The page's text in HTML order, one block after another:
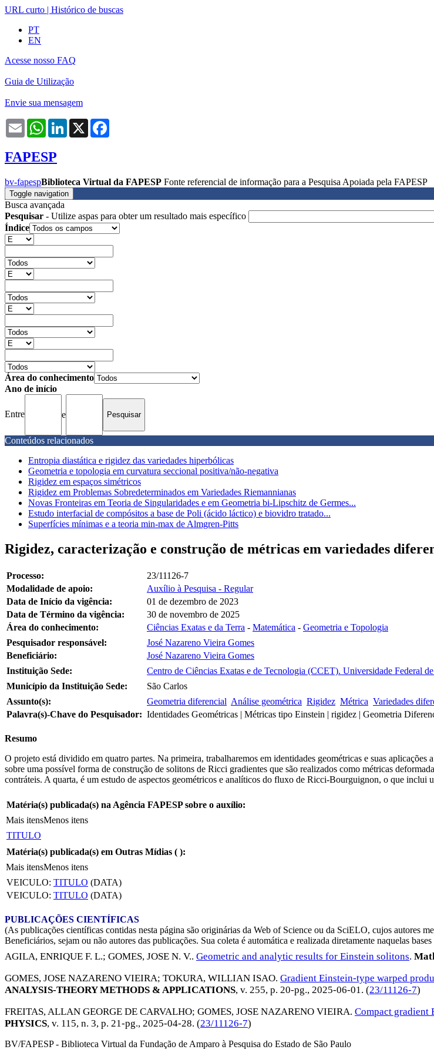
URL curto | Histórico de buscas
PT
EN
Acesse nosso FAQ
Guia de Utilização
Envie sua mensagem
Email WhatsAppLinkedIn
X
FAPESP
bv-fapespBiblioteca Virtual da FAPESP Fonte referencial de informação para a Pesquisa Apoiada pela FAPESP
Toggle navigation
Busca avançada
Pesquisar - Utilize aspas para obter um resultado mais específico
Índice
Área do conhecimento
Ano de início
Entre e
Conteúdos relacionados
Entropia diastática e rigidez das variedades hiperbólicas
Geometria e topologia em curvatura seccional positiva/não-negativa
Rigidez em espaços simétricos
Rigidez em Problemas Sobredeterminados em Variedades Riemannianas
Novas Fronteiras em Teoria de Singularidades e em Geometria bi-Lipschitz de Germes...
Estudo interfacial de compósitos a base de Poli (ácido láctico) e biovidro tratado...
Superfícies mínimas e a teoria min-max de Almgren-Pitts
Rigidez, caracterização e construção de métricas em variedades
Processo:
23/11126-7
Modalidade de apoio:
Auxílio à Pesquisa - Regular
Data de Início da vigência:
01 de dezembro de 2023
Data de Término da vigência:
30 de novembro de 2025
Área do conhecimento:
Ciências Exatas e da Terra - Matemática - Geometria e Topologia
Pesquisador responsável:
José Nazareno Vieira Gomes
Beneficiário:
José Nazareno Vieira Gomes
Instituição Sede:
Centro de Ciências Exatas e de Tecnologia (CCET). Universidade Federal
Município da Instituição Sede:
São Carlos
Assunto(s):
Geometria diferencial Análise geométrica Rigidez Métrica Variedades
Palavra(s)-Chave do Pesquisador: Identidades Geométricas | Métricas tipo Einstein | rigidez | Geometria
Resumo
O projeto está dividido em quatro partes. Na primeira, trabalharemos em identidades geométricas e suas
sobre uma possível forma de construção de solitons de Ricci gradientes que são realizados como métricas
contráteis. A quarta, é um estudo de aspectos geométricos e analíticos do fluxo de Ricci-Bourguignon, o que
Matéria(s) publicada(s) na Agência FAPESP sobre o auxílio:
Mais itensMenos itens
TITULO
Matéria(s) publicada(s) em Outras Mídias ( ):
Mais itensMenos itens
VEICULO: TITULO (DATA)
VEICULO: TITULO (DATA)
PUBLICAÇÕES CIENTÍFICAS
(As publicações científicas contidas nesta página são originárias da Web of Science ou da SciELO, cujos autores
Beneficiários, sejam ou não autores das publicações. Sua coleta é automática e realizada diretamente naquelas
AGILA, ENRIQUE F. L.; GOMES, JOSE N. V.. Geometric and analytic results for Einstein solitons.
GOMES, JOSE NAZARENO VIEIRA; TOKURA, WILLIAN ISAO. Gradient Einstein-type warped
ANALYSIS-THEORY METHODS & APPLICATIONS, v. 255, p. 20-pg., 2025-06-01. (23/11126-7)
FREITAS, ALLAN GEORGE DE CARVALHO; GOMES, JOSE NAZARENO VIEIRA. Compact gradient
PHYSICS, v. 115, n. 3, p. 21-pg., 2025-04-28. (23/11126-7)
BV/FAPESP - Biblioteca Virtual da Fundação de Amparo à Pesquisa do Estado de São Paulo